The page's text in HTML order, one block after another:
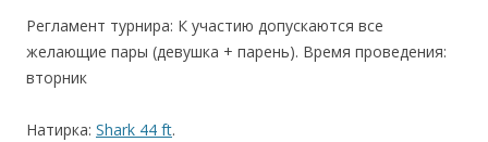
Регламент турнира: К участию допускаются все
желающие пары (девушка + парень). Время проведения:
вторник
Натирка: Shark 44 ft.